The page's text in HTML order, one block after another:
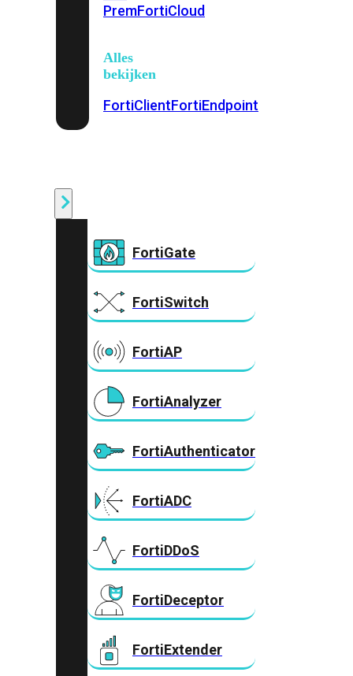
PremFortiCloud
Alles
bekijken
FortiClientFortiEndpoint
FortiGate
FortiSwitch
FortiAP
FortiAnalyzer
FortiAuthenticator
FortiADC
FortiDDoS
FortiDeceptor
FortiExtender